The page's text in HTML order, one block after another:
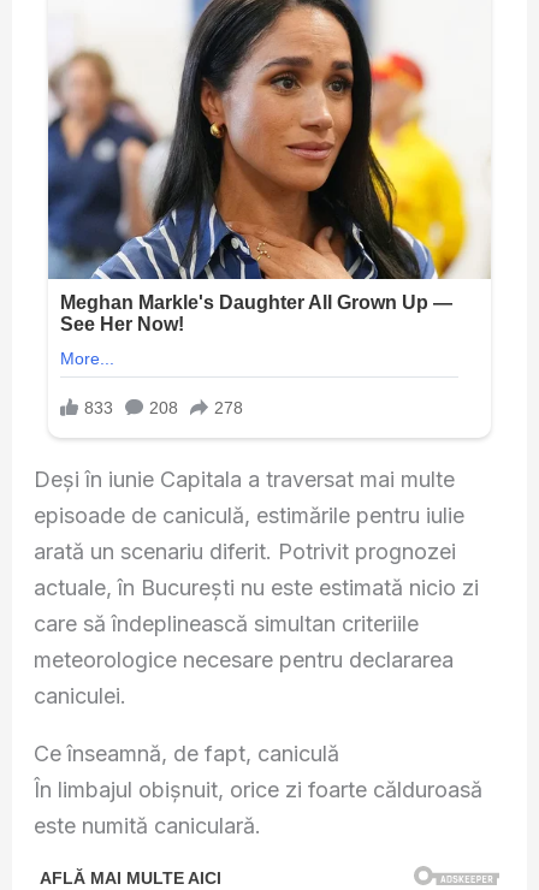
Deși în iunie Capitala a traversat mai multe
episoade de caniculă, estimările pentru iulie
arată un scenariu diferit. Potrivit prognozei
actuale, în București nu este estimată nicio zi
care să îndeplinească simultan criteriile
meteorologice necesare pentru declararea
caniculei.
Ce înseamnă, de fapt, caniculă
În limbajul obișnuit, orice zi foarte călduroasă
este numită caniculară.